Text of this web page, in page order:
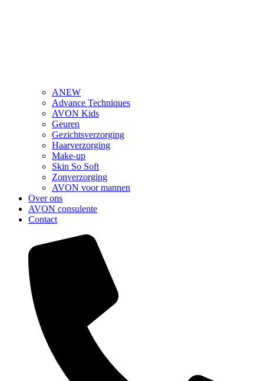
ANEW
Advance Techniques
AVON Kids
Geuren
Gezichtsverzorging
Haarverzorging
Make-up
Skin So Soft
Zonverzorging
AVON voor mannen
Over ons
AVON consulente
Contact